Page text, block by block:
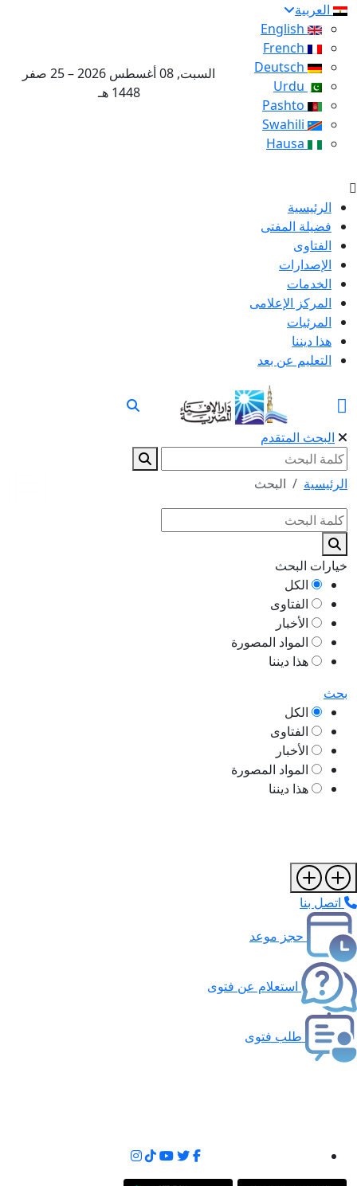
العربية
السبت, 08 أغسطس 2026 – 25 صفر
1448 هـ
الرئيسية
فضيلة المفتى
الفتاوى
الإصدارات
الخدمات
المركز الإعلامى
المرئيات
هذا ديننا
التعليم عن بعد
البحث المتقدم
الرئيسية البحث
خيارات البحث
الكل
الفتاوى
الأخبار
المواد المصورة
هذا ديننا
بحث
الكل
الفتاوى
الأخبار
المواد المصورة
هذا ديننا
اتصل بنا
حجز موعد
استعلام عن فتوى
طلب فتوى